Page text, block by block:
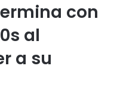
con
al
a su